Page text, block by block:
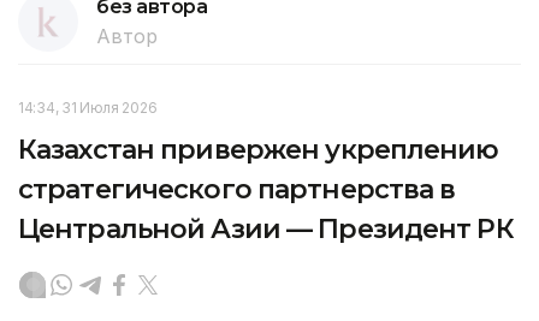
без автора
Автор
14:34, 31 Июля 2026
Казахстан привержен укреплению
стратегического партнерства в
Центральной Азии — Президент РК